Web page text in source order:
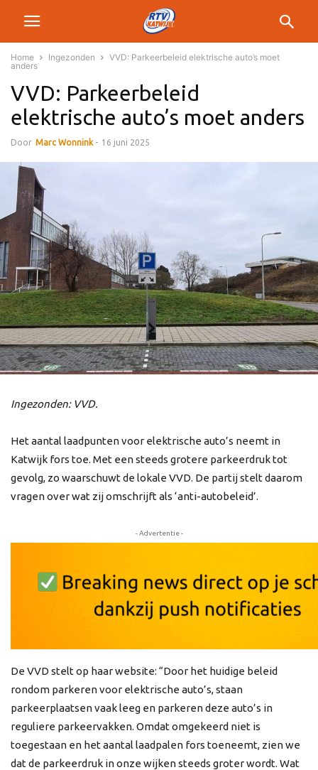
Home Ingezonden
VVD: Parkeerbeleid elektrische auto’s moet
anders
VVD: Parkeerbeleid
elektrische auto’s moet anders
Door Marc Wonnink - 16 juni 2025
Ingezonden: VVD.
Het aantal laadpunten voor elektrische auto’s neemt in
Katwijk fors toe. Met een steeds grotere parkeerdruk tot
gevolg, zo waarschuwt de lokale VVD. De partij stelt daarom
vragen over wat zij omschrijft als ‘anti-autobeleid’.
- Advertentie -
De VVD stelt op haar website: “Door het huidige beleid
rondom parkeren voor elektrische auto’s, staan
parkeerplaatsen vaak leeg en parkeren deze auto’s in
reguliere parkeervakken. Omdat omgekeerd niet is
toegestaan en het aantal laadpalen fors toeneemt, zien we
dat de parkeerdruk in onze wijken steeds groter wordt. Wat